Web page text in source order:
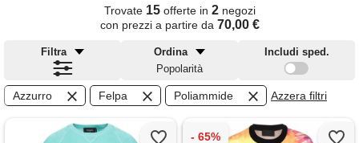
Trovate 15offerte in 2negozi
con prezzi a partire da 70,00 €
Filtra
Ordina
Popolarità
Includi sped.
Azzurro Felpa Poliammide Azzera filtri